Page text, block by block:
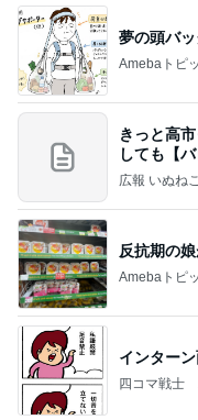
夢の頭バ
Amebaトピ
きっと高
しても【
だろ
広報 いぬね
反抗期の
Amebaトピ
インター
四コマ戦士